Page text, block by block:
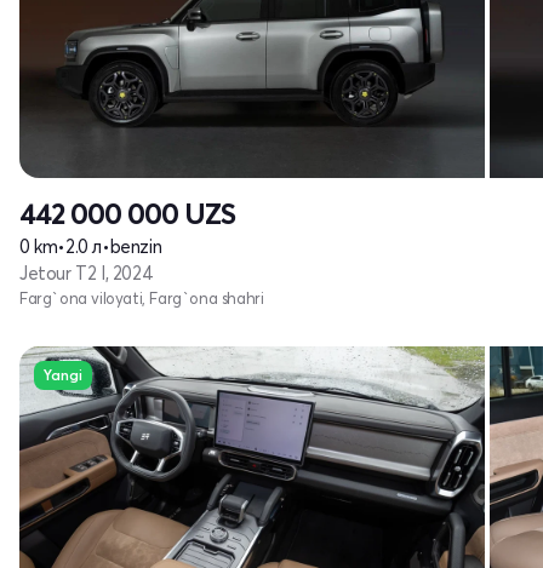
442 000 000 UZS
0 km•2.0 л•benzin
Jetour T2 I, 2024
Farg`ona viloyati, Farg`ona shahri
Yangi